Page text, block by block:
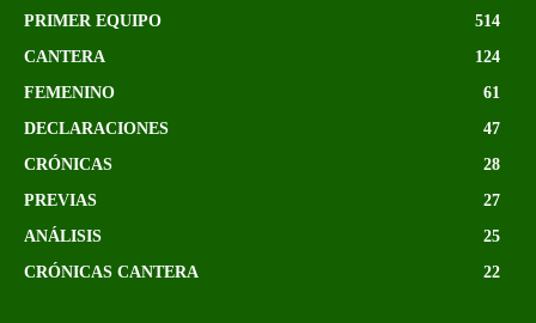
PRIMER EQUIPO
514
CANTERA
124
FEMENINO
61
DECLARACIONES
47
CRÓNICAS
28
PREVIAS
27
ANÁLISIS
25
CRÓNICAS CANTERA
22